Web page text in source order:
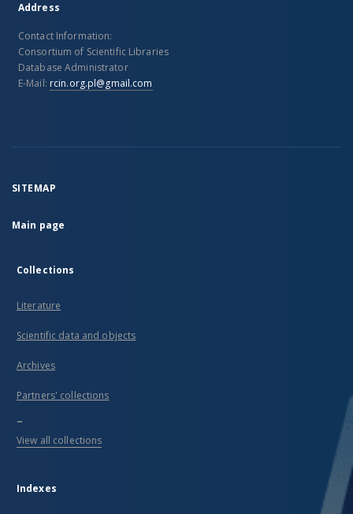
Address
Contact Information:
Consortium of Scientific Libraries
Database Administrator
E-Mail: rcin.org.pl@gmail.com
SITEMAP
Main page
Collections
Literature
Scientific data and objects
Archives
Partners' collections
...
View all collections
Indexes